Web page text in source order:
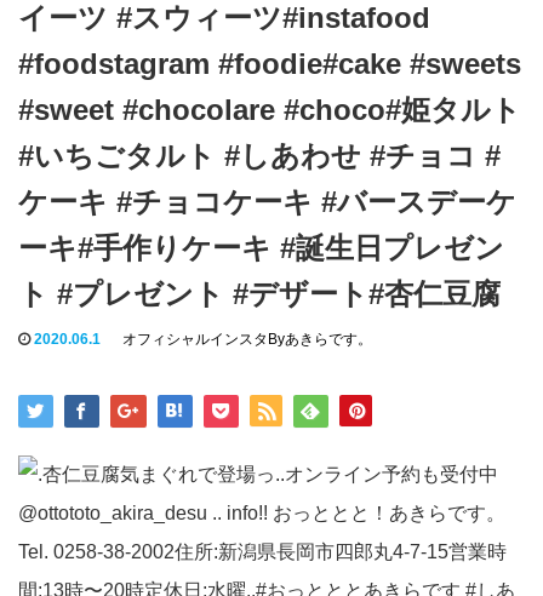
イーツ #スウィーツ#instafood
#foodstagram #foodie#cake #sweets
#sweet #chocolare #choco#姫タルト
#いちごタルト #しあわせ #チョコ #
ケーキ #チョコケーキ #バースデーケ
ーキ#手作りケーキ #誕生日プレゼン
ト #プレゼント #デザート#杏仁豆腐
2020.06.1 オフィシャルインスタByあきらです。